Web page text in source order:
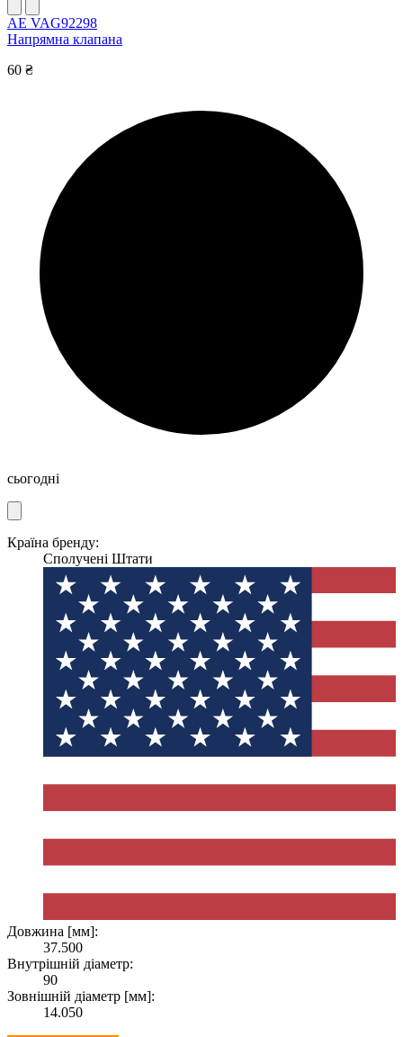
AE VAG92298
Напрямна клапана
60 ₴
сьогодні
Країна бренду:
Сполучені Штати
Довжина [мм]:
37.500
Внутрішній діаметр:
90
Зовнішній діаметр [мм]:
14.050